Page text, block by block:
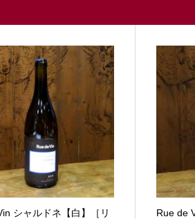
シャルドネ【白】［リ
Rue de